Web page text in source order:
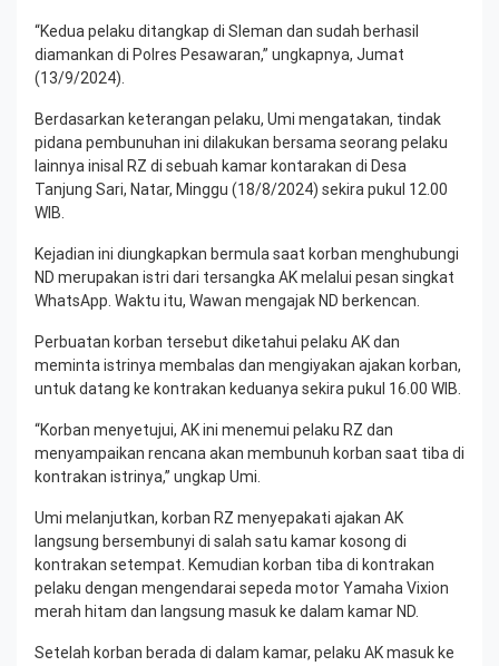
“Kedua pelaku ditangkap di Sleman dan sudah berhasil
diamankan di Polres Pesawaran,” ungkapnya, Jumat
(13/9/2024).
Berdasarkan keterangan pelaku, Umi mengatakan, tindak
pidana pembunuhan ini dilakukan bersama seorang pelaku
lainnya inisal RZ di sebuah kamar kontarakan di Desa
Tanjung Sari, Natar, Minggu (18/8/2024) sekira pukul 12.00
WIB.
Kejadian ini diungkapkan bermula saat korban menghubungi
ND merupakan istri dari tersangka AK melalui pesan singkat
WhatsApp. Waktu itu, Wawan mengajak ND berkencan.
Perbuatan korban tersebut diketahui pelaku AK dan
meminta istrinya membalas dan mengiyakan ajakan korban,
untuk datang ke kontrakan keduanya sekira pukul 16.00 WIB.
“Korban menyetujui, AK ini menemui pelaku RZ dan
menyampaikan rencana akan membunuh korban saat tiba di
kontrakan istrinya,” ungkap Umi.
Umi melanjutkan, korban RZ menyepakati ajakan AK
langsung bersembunyi di salah satu kamar kosong di
kontrakan setempat. Kemudian korban tiba di kontrakan
pelaku dengan mengendarai sepeda motor Yamaha Vixion
merah hitam dan langsung masuk ke dalam kamar ND.
Setelah korban berada di dalam kamar, pelaku AK masuk ke